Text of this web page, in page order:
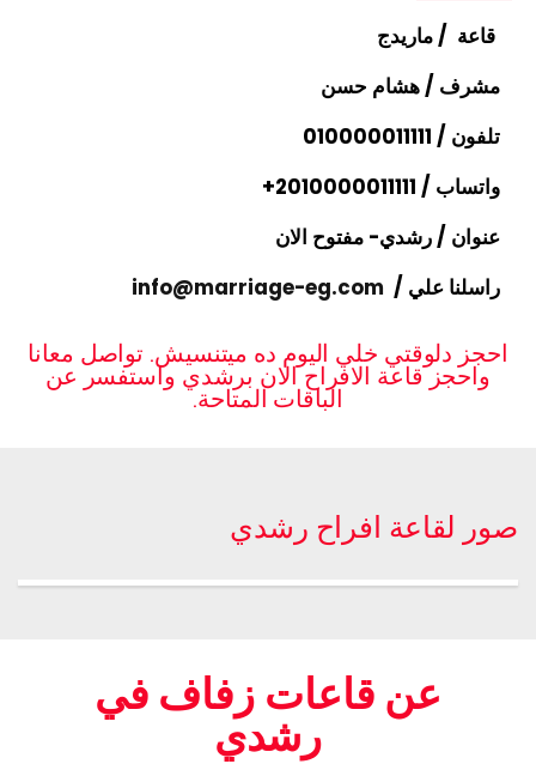
قاعة / ماريدج
مشرف / هشام حسن
تلفون / 010000011111
واتساب / ⁦+2010000011111
عنوان / رشدي- مفتوح الان
راسلنا علي / info@marriage-eg.com
احجز دلوقتي خلي اليوم ده ميتنسيش. تواصل معانا
واحجز قاعة الافراح الان برشدي واستفسر عن
الباقات المتاحة.
صور لقاعة افراح رشدي
عن قاعات زفاف في
رشدي